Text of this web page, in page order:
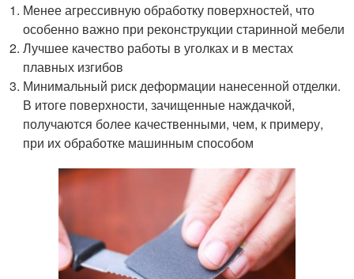
Менее агрессивную обработку поверхностей, что
особенно важно при реконструкции старинной мебели
Лучшее качество работы в уголках и в местах
плавных изгибов
Минимальный риск деформации нанесенной отделки.
В итоге поверхности, зачищенные наждачкой,
получаются более качественными, чем, к примеру,
при их обработке машинным способом